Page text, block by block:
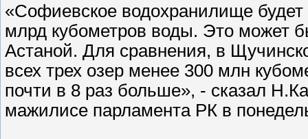
«Софиевское водохранилище
млрд кубометров воды. Это может
Астаной. Для сравнения, в
всех трех озер менее 300 млн
почти в 8 раз больше», - сказал
мажилисе парламента РК в